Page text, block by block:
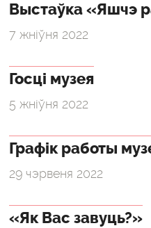
Выстаўка «Яшчэ
7 жніўня 2022
Госці музея
5 жніўня 2022
Графік работы
29 чэрвеня 2022
«Як Вас завуць?»